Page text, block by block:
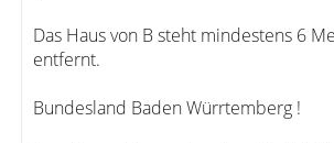
Das Haus von B steht mindestens 6
entfernt.
Bundesland Baden Würrtemberg !